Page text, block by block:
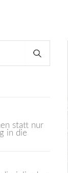
statt nur
in die